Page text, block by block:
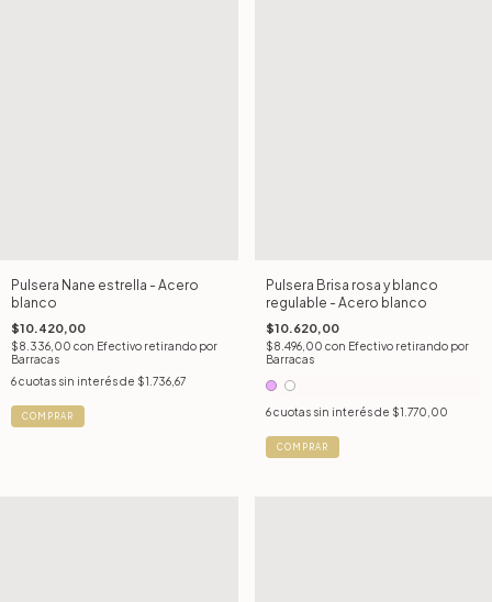
Pulsera Nane estrella - Acero
blanco
$10.420,00
$8.336,00 con Efectivo retirando por
Barracas
6cuotas sin interés de $1.736,67
COMPRAR
Pulsera Brisa rosa y blanco
regulable - Acero blanco
$10.620,00
$8.496,00 con Efectivo retirando por
Barracas
6 cuotas sin interés de $1.770,00
COMPRAR